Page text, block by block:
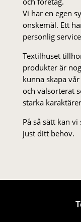
Vi har en egen
önskemål. Ett
personlig
Textilhuset
produkter är
kunna skapa
och välsorterat
starka
På så sätt kan
just ditt behov.